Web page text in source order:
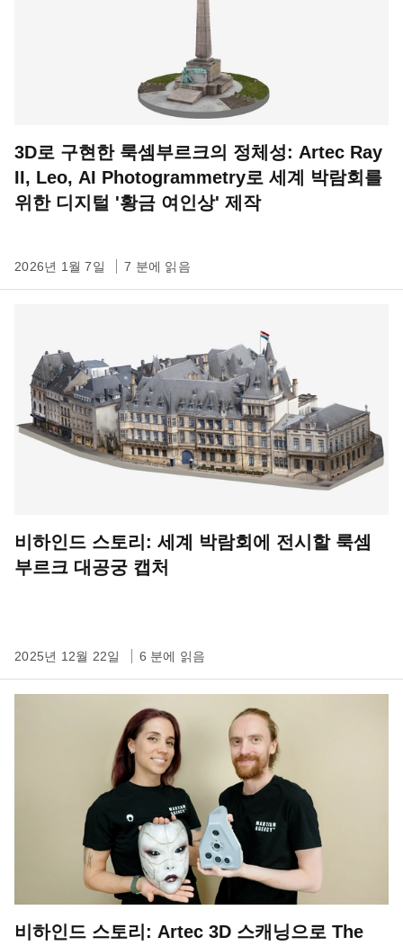
3D로 구현한 룩셈부르크의 정체성: Artec Ray
II, Leo, AI Photogrammetry로 세계 박람회를
위한 디지털 '황금 여인상' 제작
2026년 1월 7일 7 분에 읽음
비하인드 스토리: 세계 박람회에 전시할 룩셈
부르크 대공궁 캡처
2025년 12월 22일 6 분에 읽음
비하인드 스토리: Artec 3D 스캐닝으로 The